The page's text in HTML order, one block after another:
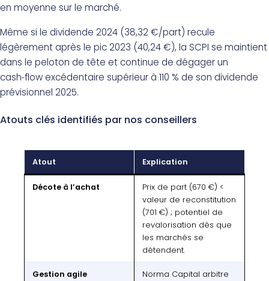
en moyenne sur le marché.
Même si le dividende 2024 (38,32 €/part) recule
légèrement après le pic 2023 (40,24 €), la SCPI se maintient
dans le peloton de tête et continue de dégager un
cash‑flow excédentaire supérieur à 110 % de son dividende
prévisionnel 2025.
Atouts clés identifiés par nos conseillers
Atout Explication
Décote à l’achat
Prix de part (670 €) <
valeur de reconstitution
(701 €) ; potentiel de
revalorisation dès que
les marchés se
détendent.
Gestion agile
Norma Capital arbitre